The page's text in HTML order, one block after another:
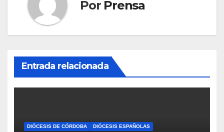
Por Prensa
Entrada relacionada
DIÓCESIS DE CÓRDOBA DIÓCESIS ESPAÑOLAS